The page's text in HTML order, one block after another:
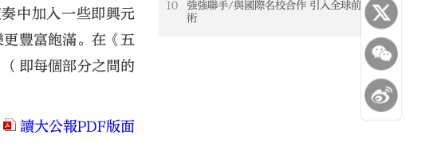
中加入一些即興元
豐富飽滿。在《五
即每個部分之間的
讀大公報PDF版面
10
強強聯手/與國際名校合作 引入全球前沿技
術